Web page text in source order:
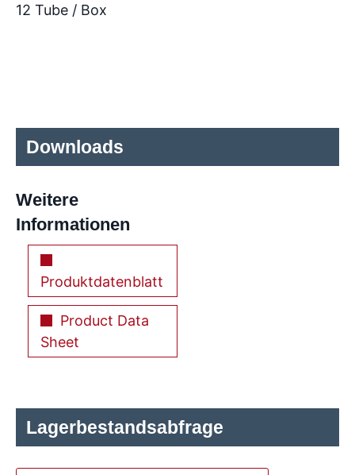
12 Tube / Box
Downloads
Weitere
Informationen
Produktdatenblatt
Product Data
Sheet
Lagerbestandsabfrage